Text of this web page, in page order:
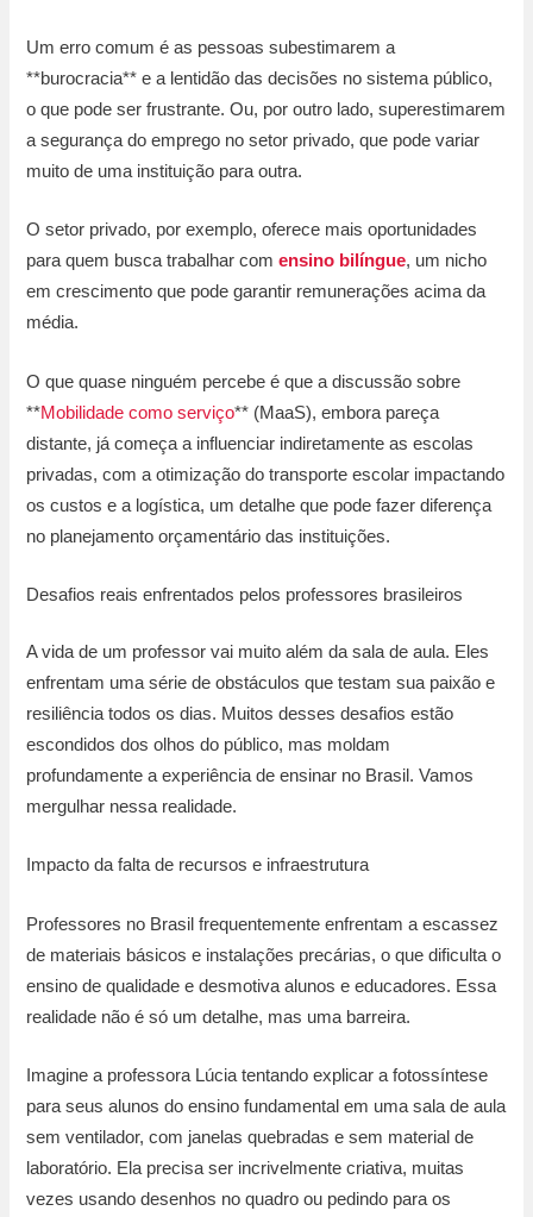
Um erro comum é as pessoas subestimarem a
**burocracia** e a lentidão das decisões no sistema público,
o que pode ser frustrante. Ou, por outro lado, superestimarem
a segurança do emprego no setor privado, que pode variar
muito de uma instituição para outra.
O setor privado, por exemplo, oferece mais oportunidades
para quem busca trabalhar comensino bilíngue, um nicho
em crescimento que pode garantir remunerações acima da
média.
O que quase ninguém percebe é que a discussão sobre
**Mobilidade como serviço** (MaaS), embora pareça
distante, já começa a influenciar indiretamente as escolas
privadas, com a otimização do transporte escolar impactando
os custos e a logística, um detalhe que pode fazer diferença
no planejamento orçamentário das instituições.
Desafios reais enfrentados pelos professores brasileiros
A vida de um professor vai muito além da sala de aula. Eles
enfrentam uma série de obstáculos que testam sua paixão e
resiliência todos os dias. Muitos desses desafios estão
escondidos dos olhos do público, mas moldam
profundamente a experiência de ensinar no Brasil. Vamos
mergulhar nessa realidade.
Impacto da falta de recursos e infraestrutura
Professores no Brasil frequentemente enfrentam a escassez
de materiais básicos e instalações precárias, o que dificulta o
ensino de qualidade e desmotiva alunos e educadores. Essa
realidade não é só um detalhe, mas uma barreira.
Imagine a professora Lúcia tentando explicar a fotossíntese
para seus alunos do ensino fundamental em uma sala de aula
sem ventilador, com janelas quebradas e sem material de
laboratório. Ela precisa ser incrivelmente criativa, muitas
vezes usando desenhos no quadro ou pedindo para os